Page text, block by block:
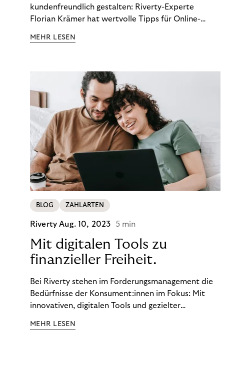
kundenfreundlich gestalten: Riverty-Experte
Florian Krämer hat wertvolle Tipps für Online-
möchten.
MEHR LESEN
BLOG ZAHLARTEN
RivertyAug. 10, 2023 5 min
Mit digitalen Tools zu
finanzieller Freiheit.
Bei Riverty stehen im Forderungsmanagement die
Bedürfnisse der Konsument:innen im Fokus: Mit
innovativen, digitalen Tools und gezielter
ein Leben in finanzieller Freiheit zu führen. So
MEHR LESEN